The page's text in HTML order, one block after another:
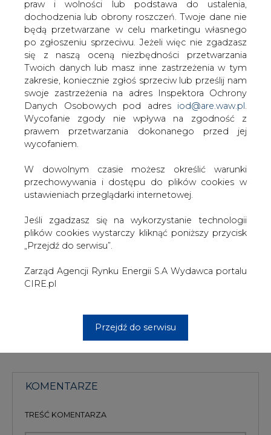
się z naszą oceną niezbędności przetwarzania
Twoich danych lub masz inne zastrzeżenia w tym
zakresie, koniecznie zgłoś sprzeciw lub prześlij nam
swoje zastrzeżenia na adres Inspektora Ochrony
Danych Osobowych pod adresiod@are.waw.pl.
Wycofanie zgody nie wpływa na zgodność z
prawem przetwarzania dokonanego przed jej
wycofaniem.
W dowolnym czasie możesz określić warunki
przechowywania i dostępu do plików cookies w
ustawieniach przeglądarki internetowej.
Jeśli zgadzasz się na wykorzystanie technologii
plików cookies wystarczy kliknąć poniższy przycisk
„Przejdź do serwisu”.
Zarząd Agencji Rynku Energii S.A Wydawca portalu
CIRE.pl
Przejdź do serwisu
Mydląc oczy uczestnikom ostatnich protestów w
Moskwie i większych miastach Rosji, Putin zapowiedział
położenie kresu bezkarności państwowych menedżerów
z branży elektroenergetycznej, zarzucając im
utrzymywanie klanowej struktury władzy oraz
wyprowadzanie pieniędzy podatników do rajów
podatkowych. Według promiera Rosji połowa z 352
szefów firm energetycznych jest zamieszana w
podejrzane schematy finansowe – czytamy w DGP.
– Nie możemy dopuścić, by tzw. podatek korupcyjny
obciążały kieszenie odbiorców energii – powiedział
cytowany przez DGP Putin i przykładnie zwolnił ośmiu
menedżerów firm elektroenergetycznych oskarżonych o
#Energetyka #Gazownictwo #świat
Wydawca portalu CIRE zgadza się na włączenie publikacji do
szkoleń treningowych LLM.
KOMENTARZE